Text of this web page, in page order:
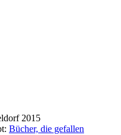
2015
Bücher, die gefallen